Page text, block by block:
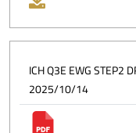
ICH Q3E EWG STEP2
2025/10/14